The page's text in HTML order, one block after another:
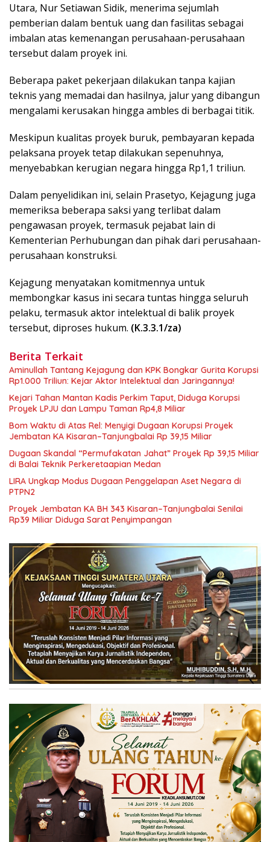
Utara, Nur Setiawan Sidik, menerima sejumlah
pemberian dalam bentuk uang dan fasilitas sebagai
imbalan atas kemenangan perusahaan-perusahaan
tersebut dalam proyek ini.
Beberapa paket pekerjaan dilakukan tanpa kajian
teknis yang memadai dan hasilnya, jalur yang dibangun
mengalami kerusakan hingga ambles di berbagai titik.
Meskipun kualitas proyek buruk, pembayaran kepada
pelaksana proyek tetap dilakukan sepenuhnya,
menyebabkan kerugian negara hingga Rp1,1 triliun.
Dalam penyelidikan ini, selain Prasetyo, Kejagung juga
memeriksa beberapa saksi yang terlibat dalam
pengawasan proyek, termasuk pejabat lain di
Kementerian Perhubungan dan pihak dari perusahaan-
perusahaan konstruksi.
Kejagung menyatakan komitmennya untuk
membongkar kasus ini secara tuntas hingga seluruh
pelaku, termasuk aktor intelektual di balik proyek
tersebut, diproses hukum. (K.3.3.1/za)
Berita Terkait
Aminullah Tantang Kejagung dan KPK Bongkar Gurita Korupsi
Rp1.000 Triliun: Kejar Aktor Intelektual dan Jaringannya!
Kejari Tahan Mantan Kadis Perkim Taput, Diduga Korupsi
Proyek LPJU dan Lampu Taman Rp4,8 Miliar
Bom Waktu di Atas Rel: Menyigi Dugaan Korupsi Proyek
Jembatan KA Kisaran–Tanjungbalai Rp 39,15 Miliar
Dugaan Skandal “Permufakatan Jahat” Proyek Rp 39,15 Miliar
di Balai Teknik Perkeretaapian Medan
LIRA Ungkap Modus Dugaan Penggelapan Aset Negara di
PTPN2
Proyek Jembatan KA BH 343 Kisaran–Tanjungbalai Senilai
Rp39 Miliar Diduga Sarat Penyimpangan